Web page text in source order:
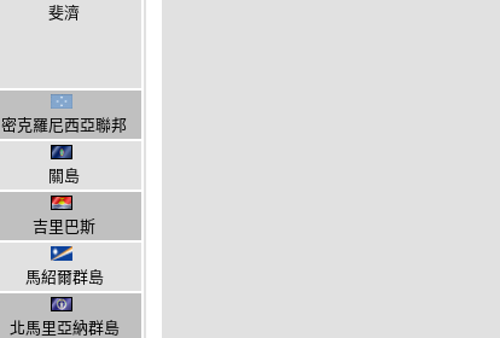
斐濟
密克羅尼西亞聯邦
關島
吉里巴斯
馬紹爾群島
北馬里亞納群島